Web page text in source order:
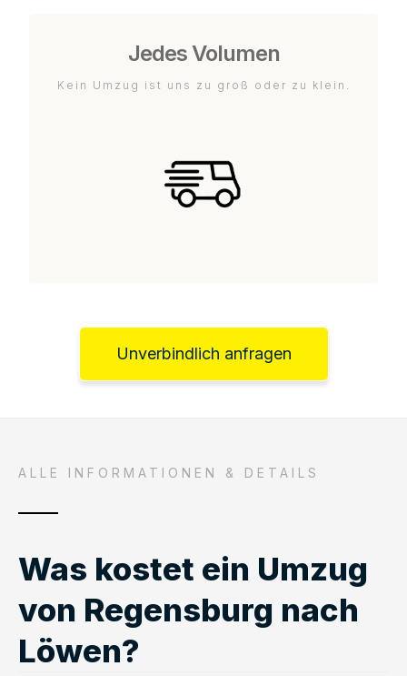
Jedes Volumen
Kein Umzug ist uns zu groß oder zu klein.
Unverbindlich anfragen
ALLE INFORMATIONEN & DETAILS
Was kostet ein Umzug
von Regensburg nach
Löwen?